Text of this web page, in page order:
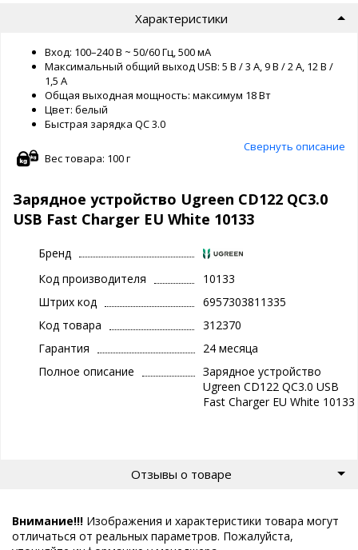
Характеристики
Вход: 100–240 В ~ 50/60 Гц, 500 мА
Максимальный общий выход USB: 5 В / 3 А, 9 В / 2 А, 12 В /
1,5 А
Общая выходная мощность: максимум 18 Вт
Цвет: белый
Быстрая зарядка QC 3.0
Свернуть описание
Вес товара: 100 г
Зарядное устройство Ugreen CD122 QC3.0
USB Fast Charger EU White 10133
Бренд
Код производителя
10133
Штрих код
6957303811335
Код товара
312370
Гарантия
24 месяца
Полное описание
Зарядное устройство
Ugreen CD122 QC3.0 USB
Fast Charger EU White 10133
Отзывы о товаре
Внимание!!! Изображения и характеристики товара могут
отличаться от реальных параметров. Пожалуйста,